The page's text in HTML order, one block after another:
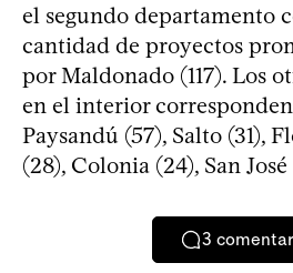
el segundo departamento
cantidad de proyectos
por Maldonado (117). Los
en el interior
Paysandú (57), Salto (31),
(28), Colonia (24), San
3